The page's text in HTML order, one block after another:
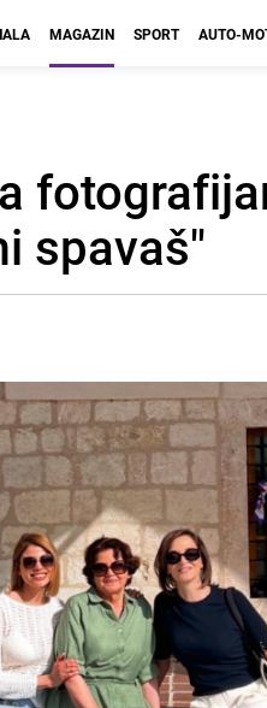
MAGAZIN SPORT AUTO-
spavaš"